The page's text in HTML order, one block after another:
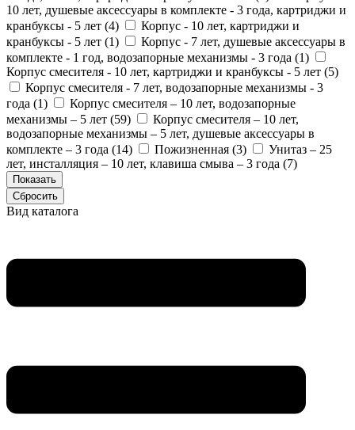
10 лет, душевые аксессуары в комплекте - 3 года, картриджи и
кранбуксы - 5 лет (4)
Корпус - 10 лет, картриджи и
кранбуксы - 5 лет (1)
Корпус - 7 лет, душевые аксессуары в
комплекте - 1 год, водозапорные механизмы - 3 года (1)
Корпус смесителя - 10 лет, картриджи и кранбуксы - 5 лет (5)
Корпус смесителя - 7 лет, водозапорные механизмы - 3
года (1)
Корпус смесителя – 10 лет, водозапорные
механизмы – 5 лет (59)
Корпус смесителя – 10 лет,
водозапорные механизмы – 5 лет, душевые аксессуары в
комплекте – 3 года (14) Пожизненная (3)
Унитаз – 25
лет, инсталляция – 10 лет, клавиша смыва – 3 года (7)
Вид каталога